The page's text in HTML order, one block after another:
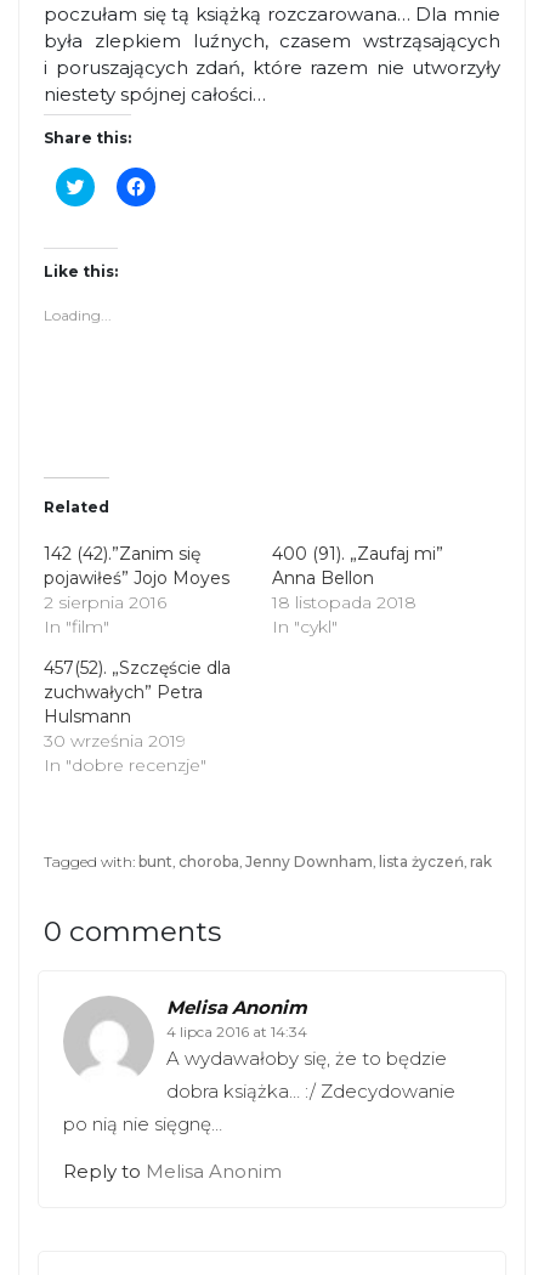
poczułam się tą książką rozczarowana… Dla mnie
była zlepkiem luźnych, czasem wstrząsających
i poruszających zdań, które razem nie utworzyły
niestety spójnej całości…
Share this:
C
l
k
t
o
s
h
t
t
e
(
O
p
n
s
n
n
e
w
w
i
n
C
l
k
(
O
p
e
n
w
w
i
Like this:
Loading...
Related
142 (42).”Zanim się
pojawiłeś” Jojo Moyes
2 sierpnia 2016
In "film"
400 (91). „Zaufaj mi”
Anna Bellon
18 listopada 2018
In "cykl"
457(52). „Szczęście dla
zuchwałych” Petra
Hulsmann
30 września 2019
In "dobre recenzje"
Tagged with: bunt, choroba, Jenny Downham, lista życzeń, rak
0 comments
Melisa Anonim
4 lipca 2016 at 14:34
A wydawałoby się, że to będzie
dobra książka… :/ Zdecydowanie
po nią nie sięgnę…
Reply to Melisa Anonim